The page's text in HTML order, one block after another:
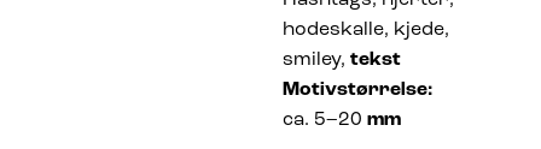
hodeskalle, kjede,
smiley, tekst
Motivstørrelse:
ca. 5–20 mm